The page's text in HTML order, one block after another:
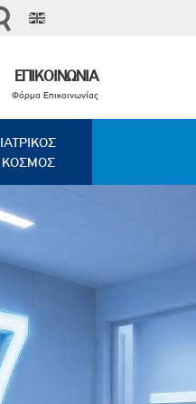
ΕΠΙΚΟΙΝΩΝΙΑ
Φόρμα Επικοινωνίας
ΙΑΤΡΙΚΟΣ
ΚΟΣΜΟΣ